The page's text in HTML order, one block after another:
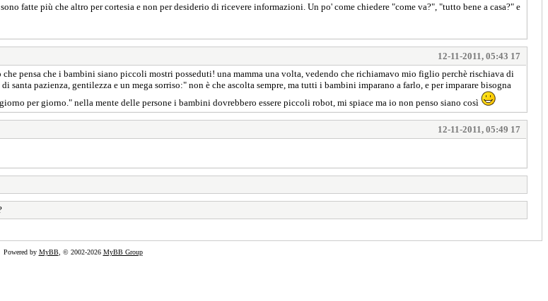
fatte più che altro per cortesia e non per desiderio di ricevere informazioni. Un po' come chiedere "come va?", "tutto bene a casa?" e
12-11-2011, 05:43 17
pensa che i bambini siano piccoli mostri posseduti! una mamma una volta, vedendo che richiamavo mio figlio perchè rischiava di
pazienza, gentilezza e un mega sorriso:" non è che ascolta sempre, ma tutti i bambini imparano a farlo, e per imparare bisogna
per giorno." nella mente delle persone i bambini dovrebbero essere piccoli robot, mi spiace ma io non penso siano così
12-11-2011, 05:49 17
Powered by MyBB, © 2002-2026 MyBB Group